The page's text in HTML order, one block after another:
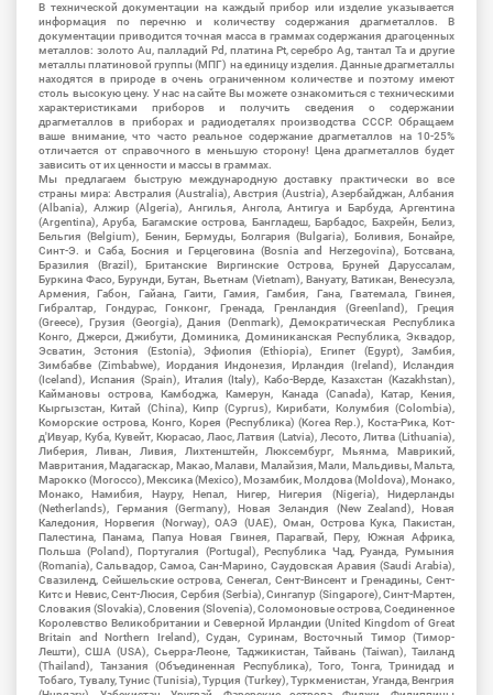
В технической документации на каждый прибор или изделие указывается
информация по перечню и количеству содержания драгметаллов. В
документации приводится точная масса в граммах содержания драгоценных
металлов: золото Au, палладий Pd, платина Pt, серебро Ag, тантал Ta и другие
металлы платиновой группы (МПГ) на единицу изделия. Данные драгметаллы
находятся в природе в очень ограниченном количестве и поэтому имеют
столь высокую цену. У нас на сайте Вы можете ознакомиться с техническими
характеристиками приборов и получить сведения о содержании
драгметаллов в приборах и радиодеталях производства СССР. Обращаем
ваше внимание, что часто реальное содержание драгметаллов на 10-25%
отличается от справочного в меньшую сторону! Цена драгметаллов будет
зависить от их ценности и массы в граммах.
Мы предлагаем быструю международную доставку практически во все
страны мира: Австралия (Australia), Австрия (Austria), Азербайджан, Албания
(Albania), Алжир (Algeria), Ангилья, Ангола, Антигуа и Барбуда, Аргентина
(Argentina), Аруба, Багамские острова, Бангладеш, Барбадос, Бахрейн, Белиз,
Бельгия (Belgium), Бенин, Бермуды, Болгария (Bulgaria), Боливия, Бонайре,
Синт-Э. и Саба, Босния и Герцеговина (Bosnia and Herzegovina), Ботсвана,
Бразилия (Brazil), Британские Виргинские Острова, Бруней Даруссалам,
Буркина Фасо, Бурунди, Бутан, Вьетнам (Vietnam), Вануату, Ватикан, Венесуэла,
Армения, Габон, Гайана, Гаити, Гамия, Гамбия, Гана, Гватемала, Гвинея,
Гибралтар, Гондурас, Гонконг, Гренада, Гренландия (Greenland), Греция
(Greece), Грузия (Georgia), Дания (Denmark), Демократическая Республика
Конго, Джерси, Джибути, Доминика, Доминиканская Республика, Эквадор,
Эсватин, Эстония (Estonia), Эфиопия (Ethiopia), Египет (Egypt), Замбия,
Зимбабве (Zimbabwe), Иордания Индонезия, Ирландия (Ireland), Исландия
(Iceland), Испания (Spain), Италия (Italy), Кабо-Верде, Казахстан (Kazakhstan),
Каймановы острова, Камбоджа, Камерун, Канада (Canada), Катар, Кения,
Кыргызстан, Китай (China), Кипр (Cyprus), Кирибати, Колумбия (Colombia),
Коморские острова, Конго, Корея (Республика) (Korea Rep.), Коста-Рика, Кот-
д'Ивуар, Куба, Кувейт, Кюрасао, Лаос, Латвия (Latvia), Лесото, Литва (Lithuania),
Либерия, Ливан, Ливия, Лихтенштейн, Люксембург, Мьянма, Маврикий,
Мавритания, Мадагаскар, Макао, Малави, Малайзия, Мали, Мальдивы, Мальта,
Марокко (Morocco), Мексика (Mexico), Мозамбик, Молдова (Moldova), Монако,
Монако, Намибия, Науру, Непал, Нигер, Нигерия (Nigeria), Нидерланды
(Netherlands), Германия (Germany), Новая Зеландия (New Zealand), Новая
Каледония, Норвегия (Norway), ОАЭ (UAE), Оман, Острова Кука, Пакистан,
Палестина, Панама, Папуа Новая Гвинея, Парагвай, Перу, Южная Африка,
Польша (Poland), Португалия (Portugal), Республика Чад, Руанда, Румыния
(Romania), Сальвадор, Самоа, Сан-Марино, Саудовская Аравия (Saudi Arabia),
Свазиленд, Сейшельские острова, Сенегал, Сент-Винсент и Гренадины, Сент-
Китс и Невис, Сент-Люсия, Сербия (Serbia), Сингапур (Singapore), Синт-Мартен,
Словакия (Slovakia), Словения (Slovenia), Соломоновые острова, Соединенное
Королевство Великобритании и Северной Ирландии (United Kingdom of Great
Britain and Northern Ireland), Судан, Суринам, Восточный Тимор (Тимор-
Лешти), США (USA), Сьерра-Леоне, Таджикистан, Тайвань (Taiwan), Таиланд
(Thailand), Танзания (Объединенная Республика), Того, Тонга, Тринидад и
Тобаго, Тувалу, Тунис (Tunisia), Турция (Turkey), Туркменистан, Уганда, Венгрия